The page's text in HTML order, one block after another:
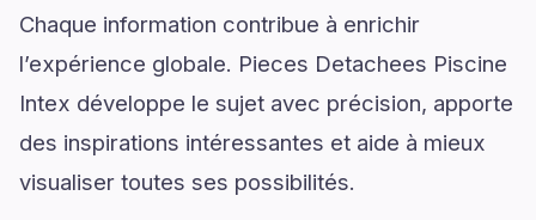
Chaque information contribue à enrichir
l’expérience globale. Pieces Detachees Piscine
Intex développe le sujet avec précision, apporte
des inspirations intéressantes et aide à mieux
visualiser toutes ses possibilités.